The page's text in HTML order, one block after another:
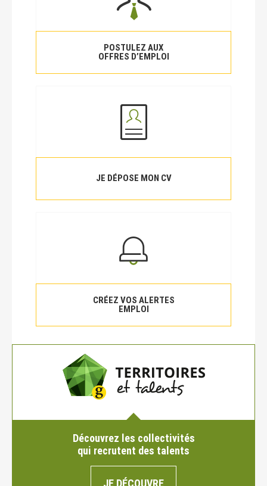
POSTULEZ AUX
OFFRES D’EMPLOI
JE DÉPOSE MON CV
CRÉEZ VOS ALERTES
EMPLOI
Découvrez les collectivités
qui recrutent des talents
JE DÉCOUVRE